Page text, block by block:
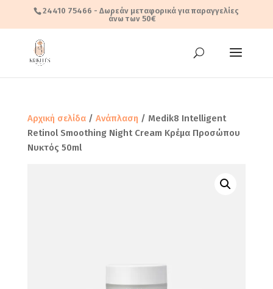
24410 75466 - Δωρεάν μεταφορικά για παραγγελίες
άνω των 50€
Αρχική σελίδα/ Ανάπλαση / Medik8 Intelligent
Retinol Smoothing Night Cream Κρέμα Προσώπου
Νυκτός 50ml